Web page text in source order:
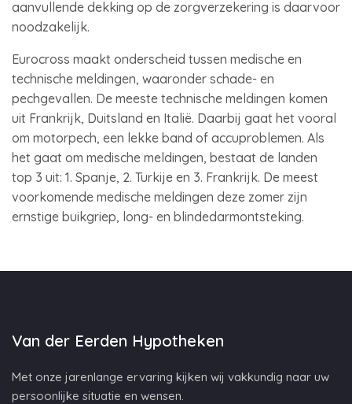
aanvullende dekking op de zorgverzekering is daarvoor
noodzakelijk.
Eurocross maakt onderscheid tussen medische en
technische meldingen, waaronder schade- en
pechgevallen. De meeste technische meldingen komen
uit Frankrijk, Duitsland en Italië. Daarbij gaat het vooral
om motorpech, een lekke band of accuproblemen. Als
het gaat om medische meldingen, bestaat de landen
top 3 uit: 1. Spanje, 2. Turkije en 3. Frankrijk. De meest
voorkomende medische meldingen deze zomer zijn
ernstige buikgriep, long- en blindedarmontsteking.
Van der Eerden Hypotheken
Met onze jarenlange ervaring kijken wij vakkundig naar uw
persoonlijke situatie en wensen.